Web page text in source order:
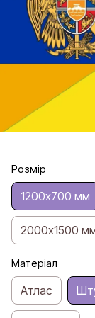
Розмір
1200х700 мм
2000х1500
Матеріал
Атлас